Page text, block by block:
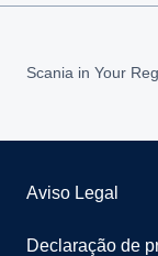
Scania in Your
Aviso Legal
Declaração de